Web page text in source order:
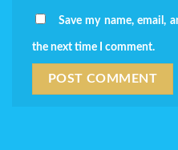
Save my name, email,
the next time I comment.